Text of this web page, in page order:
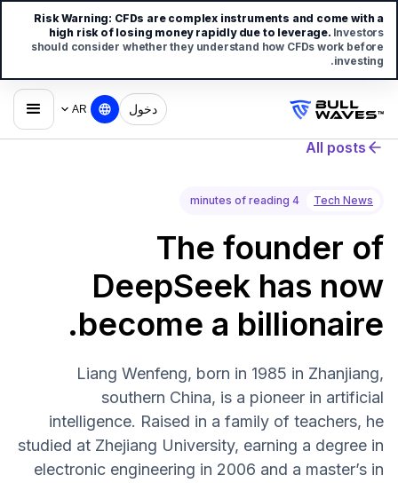
دخول AR
All posts
Tech News
4 minutes of reading
The founder of
DeepSeek has now
become a billionaire.
Liang Wenfeng, born in 1985 in Zhanjiang,
southern China, is a pioneer in artificial
intelligence. Raised in a family of teachers, he
studied at Zhejiang University, earning a degree in
electronic engineering in 2006 and a master’s in
Risk Warning: CFDs are complex instruments and come with a
high risk of losing money rapidly due to leverage. Investors
should consider whether they understand how CFDs work before
investing.